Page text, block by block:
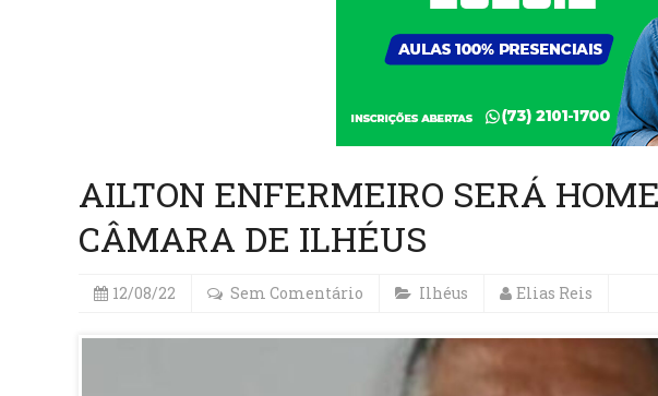
AILTON ENFERMEIRO SERÁ
CÂMARA DE ILHÉUS
12/08/22 Sem Comentário Ilhéus Elias Reis